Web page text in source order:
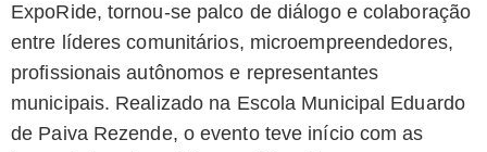
ExpoRide, tornou-se palco de diálogo e colaboração
entre líderes comunitários, microempreendedores,
profissionais autônomos e representantes
municipais. Realizado na Escola Municipal Eduardo
de Paiva Rezende, o evento teve início com as